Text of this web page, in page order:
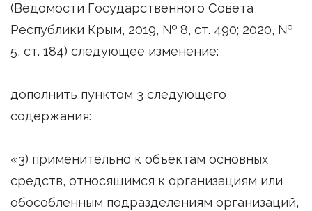
(Ведомости Государственного Совета
Республики Крым, 2019, № 8, ст. 490; 2020, №
5, ст. 184) следующее изменение:
дополнить пунктом 3 следующего
содержания:
«3) применительно к объектам основных
средств, относящимся к организациям или
обособленным подразделениям организаций,